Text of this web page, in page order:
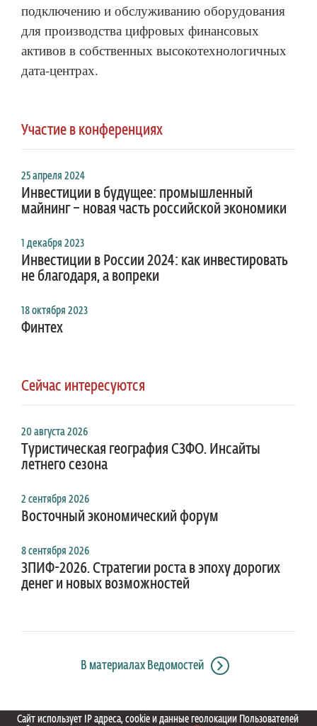
подключению и обслуживанию оборудования
для производства цифровых финансовых
активов в собственных высокотехнологичных
дата-центрах.
Участие в конференциях
25 апреля 2024
Инвестиции в будущее: промышленный
майнинг – новая часть российской экономики
1 декабря 2023
Инвестиции в России 2024: как инвестировать
не благодаря, а вопреки
18 октября 2023
Финтех
Сейчас интересуются
20 августа 2026
Туристическая география СЗФО. Инсайты
летнего сезона
2 сентября 2026
Восточный экономический форум
8 сентября 2026
ЗПИФ-2026. Стратегии роста в эпоху дорогих
денег и новых возможностей
В материалах Ведомостей
Сайт использует IP адреса, cookie и данные геолокации Пользователей